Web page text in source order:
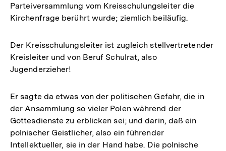
Parteiversammlung vom Kreisschulungsleiter die
Kirchenfrage berührt wurde; ziemlich beiläufig.
Der Kreisschulungsleiter ist zugleich stellvertretender
Kreisleiter und von Beruf Schulrat, also
Jugenderzieher!
Er sagte da etwas von der politischen Gefahr, die in
der Ansammlung so vieler Polen während der
Gottesdienste zu erblicken sei; und darin, daß ein
polnischer Geistlicher, also ein führender
Intellektueller, sie in der Hand habe. Die polnische